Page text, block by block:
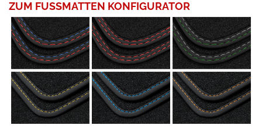
ZUM FUSSMATTEN KONFIGURATOR